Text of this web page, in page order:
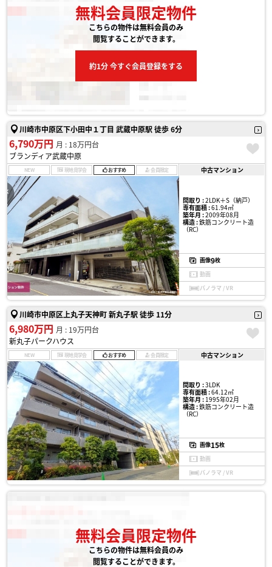
無料会員限定物件
こちらの物件は無料会員のみ
閲覧することができます。
約1分 今すぐ会員登録をする
川崎市中原区下小田中１丁目 武蔵中原駅 徒歩 6分
6,790万円 月 : 18万円台
ブランディア武蔵中原
NEW 現地見学会 おすすめ 会員限定 中古マンション
間取り :2LDK＋S（納戸）
専有面積 :61.94㎡
築年月 :2009年08月
構造 :鉄筋コンクリート造
（RC）
画像9枚
動画
パノラマ / VR
川崎市中原区上丸子天神町 新丸子駅 徒歩 11分
6,980万円 月 : 19万円台
新丸子パークハウス
NEW 現地見学会 おすすめ 会員限定 中古マンション
間取り :3LDK
専有面積 :64.12㎡
築年月 :1995年02月
構造 :鉄筋コンクリート造
（RC）
画像15枚
動画
パノラマ / VR
無料会員限定物件
こちらの物件は無料会員のみ
閲覧することができます。